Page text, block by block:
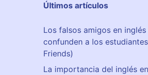
Últimos artículos
Los falsos amigos en inglés
confunden a los
Friends)
La importancia del inglés